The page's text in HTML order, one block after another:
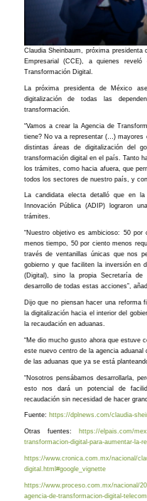
Claudia Sheinbaum, próxima
Empresarial (CCE), a quienes
Transformación Digital.
La próxima presidenta de México
digitalización de todas las
transformación.
“Vamos a crear la Agencia de
tiene? No va a representar (…) mayores
distintas áreas de digitalización del
transformación digital en el país. Tanto
los trámites, como hacia afuera, que
todos los sectores de nuestro país, y
La candidata electa detalló que en
Innovación Pública (ADIP) lograron
trámites.
“Nuestro objetivo es ambicioso: 50
menos tiempo, 50 por ciento menos
través de ventanillas únicas que nos
gobierno y que faciliten la inversión en
(Digital), sino la propia Secretaría de
desarrollo de todas estas acciones”,
Dijo que no piensan hacer una reforma
la digitalización hacia el interior del
la recaudación en aduanas.
“Me dio mucho gusto ahora que estuve
este nuevo centro de la agencia
de las aduanas que ya se está
“Nosotros pensábamos desarrollarla,
esto nos dará un potencial de
recaudación sin necesidad de hacer
Fuente: https://dplnews.com/claudia-
Otras fuentes: https://elpais.com/
transformacion-digital-para-aumentar-la-
https://www.cronica.com.mx/nacional/
digital.html#google_vignette
https://www.proceso.com.mx/nacional/
agencia-de-transformacion-digital-